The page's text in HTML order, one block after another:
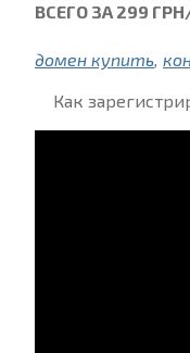
ВСЕГО ЗА 299
домен купить
Как